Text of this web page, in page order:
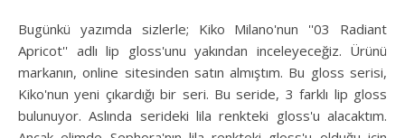
Bugünkü yazımda sizlerle; Kiko Milano'nun ''03 Radiant
Apricot'' adlı lip gloss'unu yakından inceleyeceğiz. Ürünü
markanın, online sitesinden satın almıştım. Bu gloss serisi,
Kiko'nun yeni çıkardığı bir seri. Bu seride, 3 farklı lip gloss
bulunuyor. Aslında serideki lila renkteki gloss'u alacaktım.